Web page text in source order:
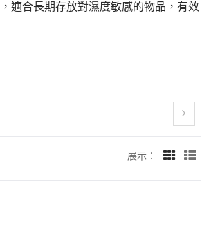
適合長期存放對濕度敏感的物品，有效
展示：